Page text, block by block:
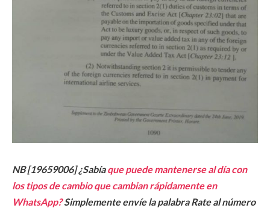
NB [19659006] ¿Sabíaque puede mantenerse al día con
los tipos de cambio que cambian rápidamente en
WhatsApp?Simplemente envíe la palabra Rate al número